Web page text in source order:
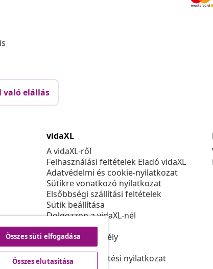
való elállás
vidaXL
A vidaXL-ről
Felhasználási feltételek Eladó vidaXL
Adatvédelmi és cookie-nyilatkozat
Sütikre vonatkozó nyilatkozat
Elsőbbségi szállítási feltételek
Sütik beállítása
Dolgozzon a vidaXL-nél
Biztonsági
EU felelős személy
Politikával EPR
Akadálymentesítési nyilatkozat
Összes süti elfogadása
Összes elutasítása